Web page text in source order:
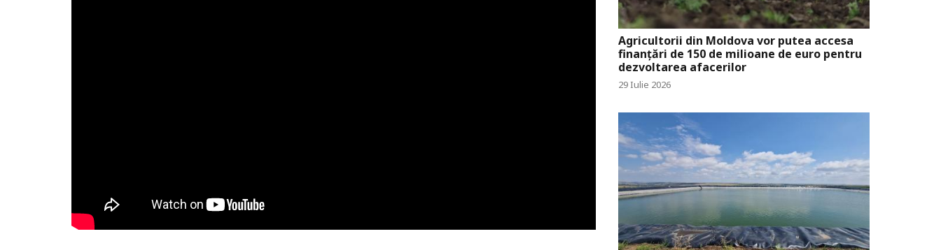
Agricultorii din Moldova vor putea accesa
finanțări de 150 de milioane de euro pentru
dezvoltarea afacerilor
29 Iulie 2026